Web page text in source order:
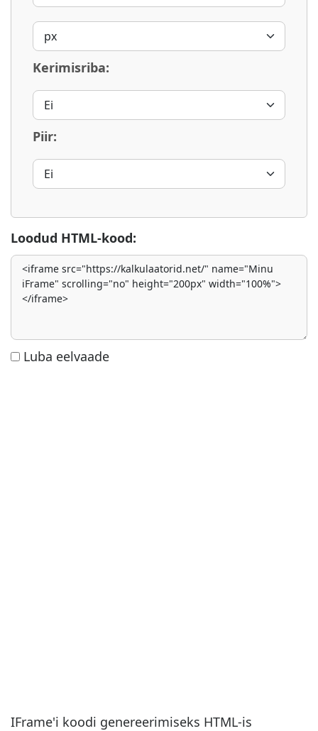
Kerimisriba:
Piir:
Loodud HTML-kood:
Luba eelvaade
IFrame'i koodi genereerimiseks HTML-is